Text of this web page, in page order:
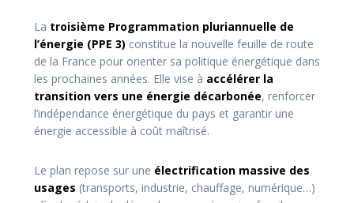
La troisième Programmation pluriannuelle de
l’énergie (PPE 3) constitue la nouvelle feuille de route
de la France pour orienter sa politique énergétique dans
les prochaines années. Elle vise à accélérer la
transition vers une énergie décarbonée, renforcer
l’indépendance énergétique du pays et garantir une
énergie accessible à coût maîtrisé.
Le plan repose sur une électrification massive des
usages (transports, industrie, chauffage, numérique…)